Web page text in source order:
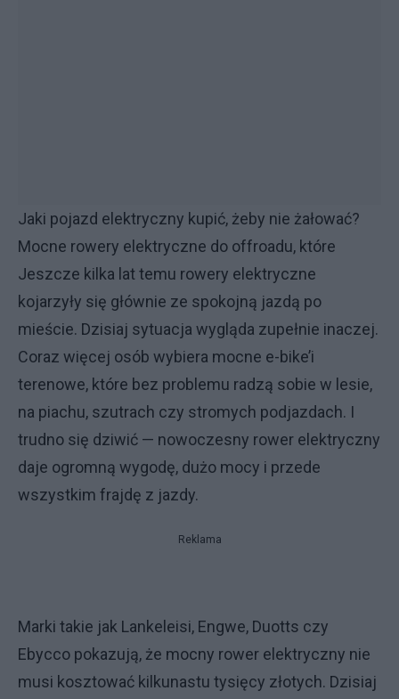
Jaki pojazd elektryczny kupić, żeby nie żałować?
Mocne rowery elektryczne do offroadu, które
Jeszcze kilka lat temu rowery elektryczne
kojarzyły się głównie ze spokojną jazdą po
mieście. Dzisiaj sytuacja wygląda zupełnie inaczej.
Coraz więcej osób wybiera mocne e-bike’i
terenowe, które bez problemu radzą sobie w lesie,
na piachu, szutrach czy stromych podjazdach. I
trudno się dziwić — nowoczesny rower elektryczny
daje ogromną wygodę, dużo mocy i przede
wszystkim frajdę z jazdy.
Reklama
Marki takie jak Lankeleisi, Engwe, Duotts czy
Ebycco pokazują, że mocny rower elektryczny nie
musi kosztować kilkunastu tysięcy złotych. Dzisiaj